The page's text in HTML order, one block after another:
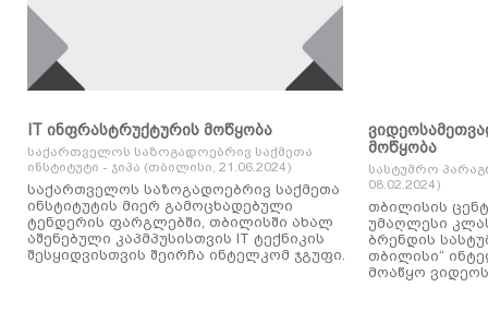
IT ინფრასტრუქტურის მოწყობა
საქართველოს საზოგადოებრივ საქმეთა
ინსტიტუტი - ჯიპა (თბილისი, 21.06.2024)
საქართველოს საზოგადოებრივ საქმეთა
ინსტიტუტის მიერ გამოცხადებული
ტენდერის ფარგლებში, თბილისში ახალ
აშენებული კაპმპუსისთვის IT ტექნიკის
შესყიდვისთვის შეირჩა ინტელკომ ჯგუფი.
მოწყობა
სასტუმრო
08.02.2024)
თბილისის
უმაღლესი
ბრენდის
თბილისი“
მოაწყო